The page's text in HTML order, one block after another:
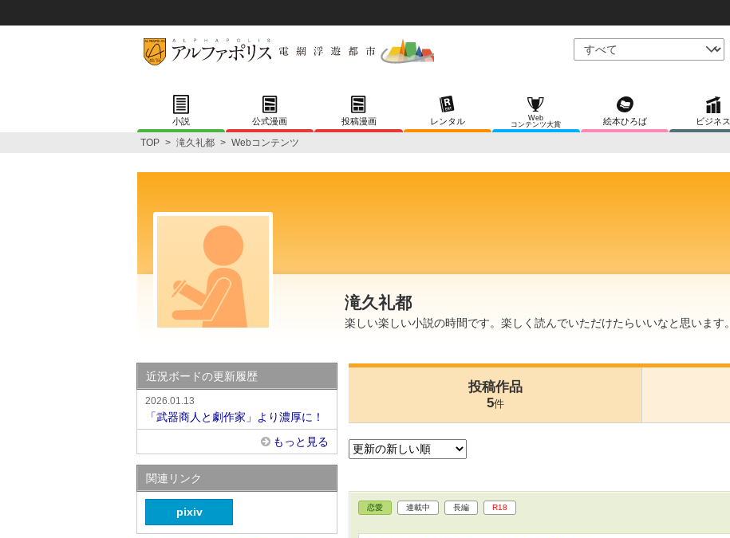
小説 公式漫画 投稿漫画 レンタル
Web
コンテンツ大賞
絵本ひろば ビジネス
TOP > 滝久礼都 > Webコンテンツ
滝久礼都
楽しい楽しい小説の時間です。楽しく読んでいただけたらいいなと思います。
投稿作品
5件
恋愛 連載中 長編 R18
近況ボードの更新履歴
2026.01.13
「武器商人と劇作家」より濃厚に！
もっと見る
関連リンク
pixiv